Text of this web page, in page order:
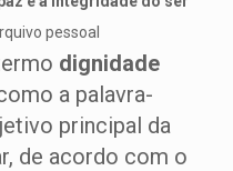
pessoal
dignidade
a palavra-
principal da
de acordo com o